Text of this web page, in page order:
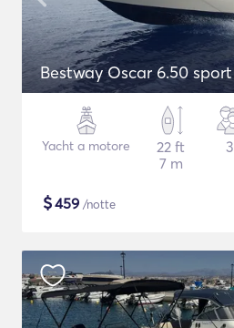
Bestway Oscar 6.50 sport
Yacht a motore
22 ft
7 m
3
$459 /notte